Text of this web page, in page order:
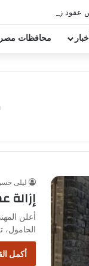
زيزو والشناوي
أخبار محافظات مصر
ليلى
إزالة
أكمل